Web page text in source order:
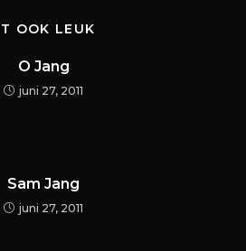
OOK LEUK
O Jang
juni 27, 2011
Sam Jang
juni 27, 2011